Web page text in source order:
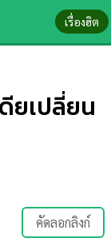
เรื่องฮิต
ยเปลี่ยน
คัดลอกลิงก์